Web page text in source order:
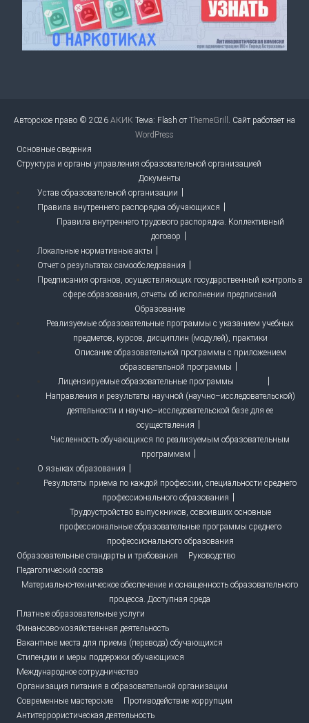
Авторское право © 2026 АКИК Тема: Flash отThemeGrill . Сайт работает на
WordPress
Основные сведения
Структура и органы управления образовательной организацией
Документы
Устав образовательной организации
Правила внутреннего распорядка обучающихся
Правила внутреннего трудового распорядка. Коллективный
договор
Локальные нормативные акты
Отчет о результатах самообследования
Предписания органов, осуществляющих государственный контроль в
сфере образования, отчеты об исполнении предписаний
Образование
Реализуемые образовательные программы с указанием учебных
предметов, курсов, дисциплин (модулей), практики
Описание образовательной программы с приложением
образовательной программы
Лицензируемые образовательные программы
Направления и результаты научной (научно–исследовательской)
деятельности и научно–исследовательской базе для ее
осуществления
Численность обучающихся по реализуемым образовательным
программам
О языках образования
Результаты приема по каждой профессии, специальности среднего
профессионального образования
Трудоустройство выпускников, освоивших основные
профессиональные образовательные программы среднего
профессионального образования
Образовательные стандарты и требования
Руководство
Педагогический состав
Материально-техническое обеспечение и оснащенность образовательного
процесса. Доступная среда
Платные образовательные услуги
Финансово-хозяйственная деятельность
Вакантные места для приема (перевода) обучающихся
Стипендии и меры поддержки обучающихся
Международное сотрудничество
Организация питания в образовательной организации
Современные мастерские
Противодействие коррупции
Антитеррористическая деятельность